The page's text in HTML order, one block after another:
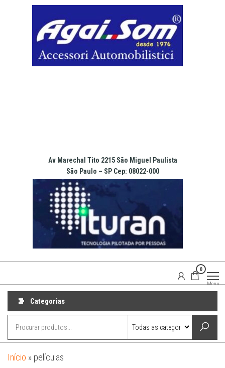
Av Marechal Tito 2215 São Miguel Paulista
São Paulo – SP Cep: 08022-000
0
Menu
Categorias
Início » películas